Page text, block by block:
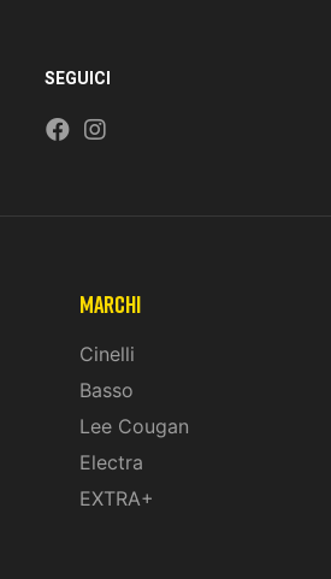
SEGUICI
marchi
Cinelli
Basso
Lee Cougan
Electra
EXTRA+